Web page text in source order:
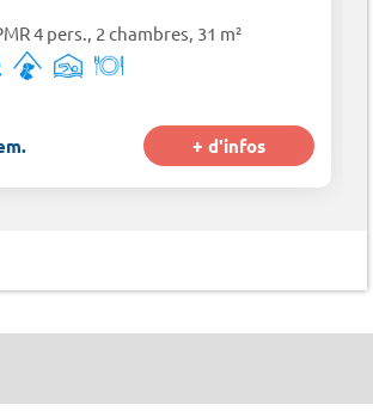
4 pers., 2 chambres, 31 m²
+ d'infos